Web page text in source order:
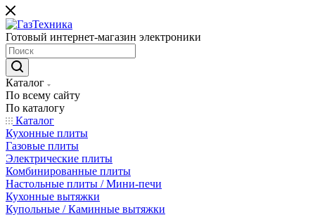
Готовый интернет-магазин электроники
Каталог
По всему сайту
По каталогу
Каталог
Кухонные плиты
Газовые плиты
Электрические плиты
Комбинированные плиты
Настольные плиты / Мини-печи
Кухонные вытяжки
Купольные / Каминные вытяжки